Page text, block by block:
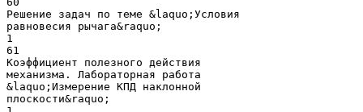
Решение задач по теме &laquo;Условия
равновесия рычага&raquo;
1
61
Коэффициент полезного действия
механизма. Лабораторная работа
&laquo;Измерение КПД наклонной
плоскости&raquo;